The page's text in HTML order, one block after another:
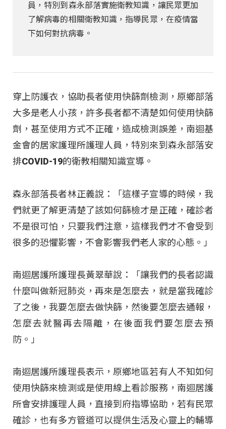
員，特別到森永部落實施衛教知識，讓民眾更加
了解病毒的相關衛教知識，指導民眾，在疫情當
下如何對抗病毒。
穿上防護衣，協助長者使用快篩劑檢測，原鄉部落
大多是老人小孩，許多長者都不清楚如何使用快篩
劑，甚至使用方式不正確，造成檢測誤差，南迴基
金會的居家護理所護理人員，特別來到森永部落安
排COVID-19的衛教相關知識宣導。
森永部落長者林正義說：「這樣子宣導的時候，我
們就更了解更清楚了該如何篩檢才是正確，確診者
不是很可怕，只要我們注意，這樣我們才不會受到
很多的恐懼影響，不會影響我們老人家的心態。」
南迴居護所護理長黃翠華說：「讓我們的長者認識
什麼叫做新冠肺炎，再來是怎麼去，就是當我確診
了之後，我要怎麼去做快篩，然後要怎麼去通報，
怎麼去就醫再去隔離，在後面我們要怎麼去預
防。」
南迴居護所護理長表示，原鄉地區若有人不知如何
使用快篩來檢測或是使用線上看診服務，南迴居護
所會安排護理人員，直接到府指導協助，若有民眾
確診，也有多方管道可以提供生活及心靈上的輔導